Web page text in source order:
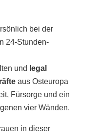
bei der
24-Stunden-
und legal
aus Osteuropa
Fürsorge und ein
vier Wänden.
in dieser